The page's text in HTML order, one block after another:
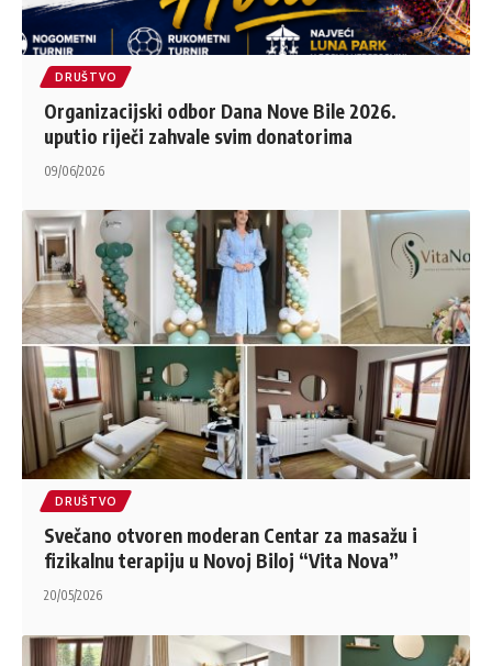
DRUŠTVO
Organizacijski odbor Dana Nove Bile 2026.
uputio riječi zahvale svim donatorima
09/06/2026
DRUŠTVO
Svečano otvoren moderan Centar za masažu i
fizikalnu terapiju u Novoj Biloj “Vita Nova”
20/05/2026